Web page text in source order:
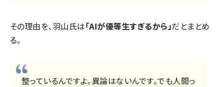
その理由を、羽山氏は「AIが優等生すぎるから」だとまとめ
る。
整っているんですよ。異論はないんです。でも人間っ